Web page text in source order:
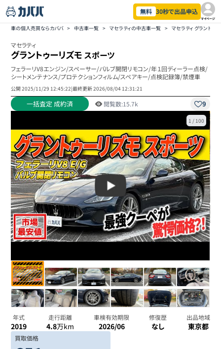
無料 30秒で出品申込
マイページ
車の個人売買ならカババ > 中古車一覧 > マセラティの中古車一覧 > マセラティ グラントゥ
マセラティ
グラントゥーリズモ スポーツ
フェラーリV8エンジン/スペーサー/バルブ開閉リモコン/年１回ディーラー点検/
シートメンテナンス/プロテクションフィルム/スペアキー/点検記録簿/禁煙車
公開2025/11/29 12:45:22|最終更新2026/08/04 12:31:21
一括査定 成約済 閲覧数:15.7k 9
1 / 100
年式
2019
走行距離
4.8万km
車検有効期限
2026/06
修復歴
なし
出品地域
東京都
買取価格